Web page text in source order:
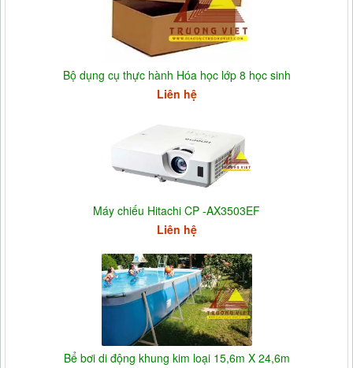
Bộ dụng cụ thực hành Hóa học lớp 8 học sinh
Liên hệ
Máy chiếu Hitachi CP -AX3503EF
Liên hệ
Bể bơi di động khung kim loại 15,6m X 24,6m